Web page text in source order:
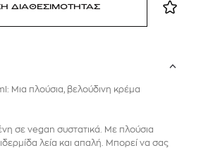
ΔΙΑΘΕΣΙΜΟΤΗΤΑΣ
Μια πλούσια, βελούδινη κρέμα
σε vegan συστατικά. Με πλούσια
λεία και απαλή. Μπορεί να σας